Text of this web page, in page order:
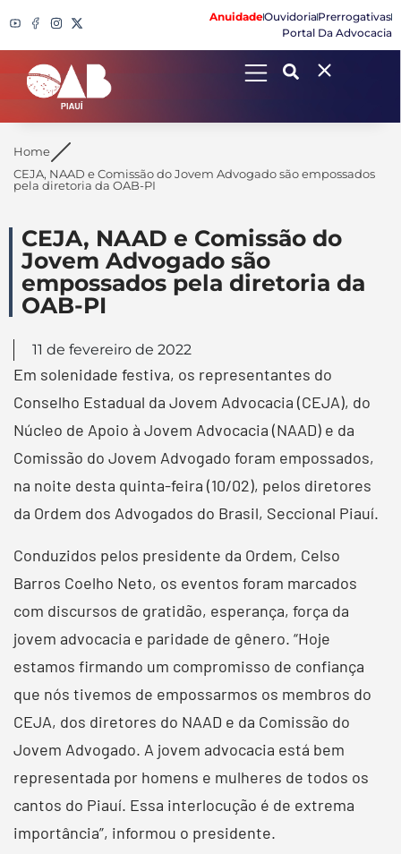
AnuidadeOuvidoriaPrerrogativas
Portal Da Advocacia
Search
Home
CEJA, NAAD e Comissão do Jovem Advogado são empossados
pela diretoria da OAB-PI
CEJA, NAAD e Comissão do
Jovem Advogado são
empossados pela diretoria da
OAB-PI
11 de fevereiro de 2022
Em solenidade festiva, os representantes do
Conselho Estadual da Jovem Advocacia (CEJA), do
Núcleo de Apoio à Jovem Advocacia (NAAD) e da
Comissão do Jovem Advogado foram empossados,
na noite desta quinta-feira (10/02), pelos diretores
da Ordem dos Advogados do Brasil, Seccional Piauí.
Conduzidos pelos presidente da Ordem, Celso
Barros Coelho Neto, os eventos foram marcados
com discursos de gratidão, esperança, força da
jovem advocacia e paridade de gênero. “Hoje
estamos firmando um compromisso de confiança
que nós tivemos de empossarmos os membros do
CEJA, dos diretores do NAAD e da Comissão do
Jovem Advogado. A jovem advocacia está bem
representada por homens e mulheres de todos os
cantos do Piauí. Essa interlocução é de extrema
importância”, informou o presidente.